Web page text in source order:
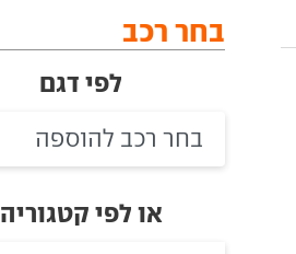
בחר רכב
לפי דגם
או לפי קטגוריה